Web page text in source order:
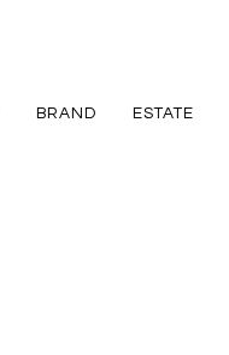
BRAND ESTATE